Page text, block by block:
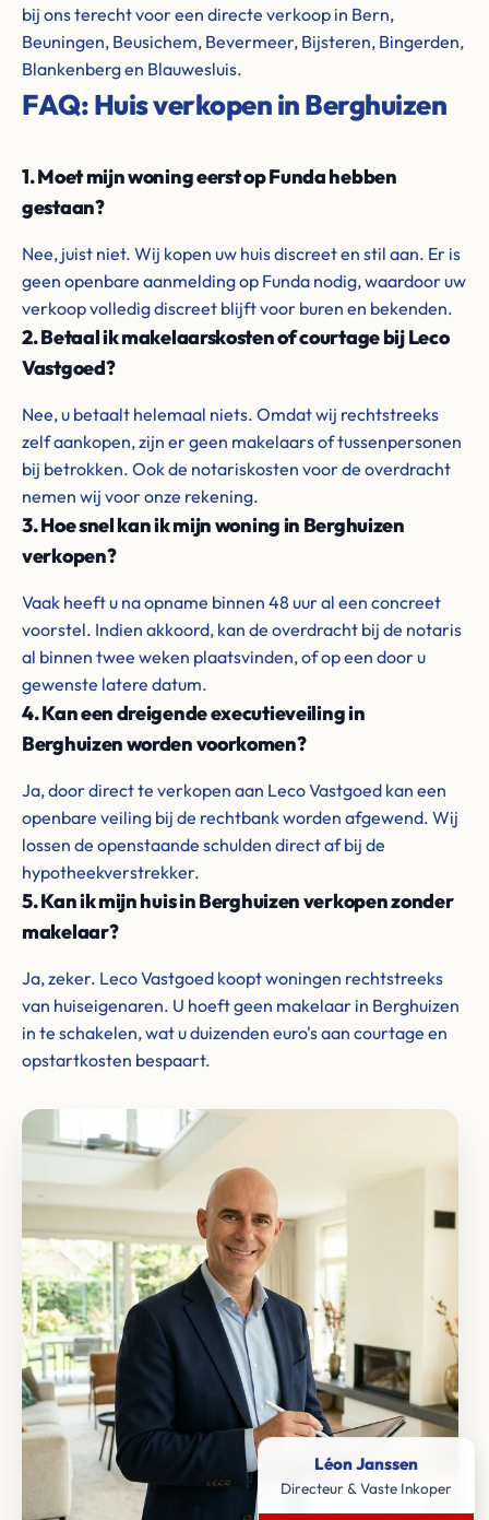
bij ons terecht voor een directe verkoop in Bern,
Beuningen, Beusichem, Bevermeer, Bijsteren, Bingerden,
Blankenberg en Blauwesluis.
FAQ: Huis verkopen in Berghuizen
1. Moet mijn woning eerst op Funda hebben
gestaan?
Nee, juist niet. Wij kopen uw huis discreet en stil aan. Er is
geen openbare aanmelding op Funda nodig, waardoor uw
verkoop volledig discreet blijft voor buren en bekenden.
2. Betaal ik makelaarskosten of courtage bij Leco
Vastgoed?
Nee, u betaalt helemaal niets. Omdat wij rechtstreeks
zelf aankopen, zijn er geen makelaars of tussenpersonen
bij betrokken. Ook de notariskosten voor de overdracht
nemen wij voor onze rekening.
3. Hoe snel kan ik mijn woning in Berghuizen
verkopen?
Vaak heeft u na opname binnen 48 uur al een concreet
voorstel. Indien akkoord, kan de overdracht bij de notaris
al binnen twee weken plaatsvinden, of op een door u
gewenste latere datum.
4. Kan een dreigende executieveiling in
Berghuizen worden voorkomen?
Ja, door direct te verkopen aan Leco Vastgoed kan een
openbare veiling bij de rechtbank worden afgewend. Wij
lossen de openstaande schulden direct af bij de
hypotheekverstrekker.
5. Kan ik mijn huis in Berghuizen verkopen zonder
makelaar?
Ja, zeker. Leco Vastgoed koopt woningen rechtstreeks
van huiseigenaren. U hoeft geen makelaar in Berghuizen
in te schakelen, wat u duizenden euro's aan courtage en
opstartkosten bespaart.
Léon Janssen
Directeur & Vaste Inkoper